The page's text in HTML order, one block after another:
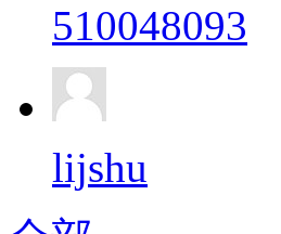
510048093
lijshu